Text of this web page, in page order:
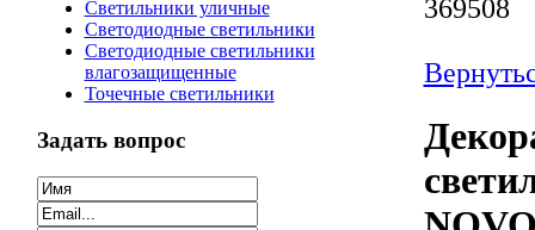
Светильники уличные
Светодиодные светильники
Светодиодные светильники
влагозащищенные
Точечные светильники
Задать вопрос
369508